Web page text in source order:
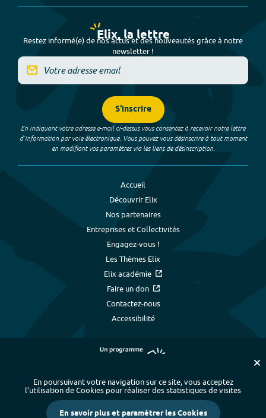
Elix, la lettre
Restez informé(e) de nos actus et des nouveautés grâce à notre
newsletter !
S'inscrire
En indiquant votre adresse e-mail ci-dessus vous consentez à recevoir notre lettre
d’information par voie électronique. Vous pouvez vous désinscrire à tout moment
en modifiant vos paramètres via les liens de désinscription.
Accueil
Découvrir Elix
Nos partenaires
Entreprises et Collectivités
Engagez-vous !
Les Thèmes Elix
Elix académie
Faire un don
Contactez-nous
Accessibilité
Plan du site - Index alphabétique
-
Mentions légales et données personnelles
- Paramétrer les cookies
En poursuivant votre navigation sur ce site, vous acceptez
l’utilisation de Cookies pour réaliser des statistiques de visites
En savoir plus et paramétrer les Cookies